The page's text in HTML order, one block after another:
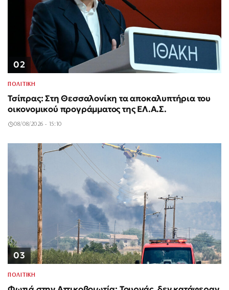
02
ΠΟΛΙΤΙΚΗ
Τσίπρας: Στη Θεσσαλονίκη τα αποκαλυπτήρια του
οικονομικού προγράμματος της ΕΛ.Α.Σ.
08/08/2026 - 15:10
03
ΠΟΛΙΤΙΚΗ